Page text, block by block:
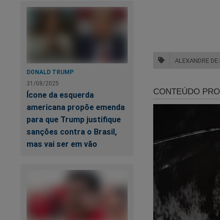
DONALD TRUMP
31/08/2025
Ícone da esquerda
americana propõe emenda
para que Trump justifique
sanções contra o Brasil,
mas vai ser em vão
Já garantiu a sua
Tudo isso e muito
Clique no link
https://
Caso queira, doe
ALEXANDRE